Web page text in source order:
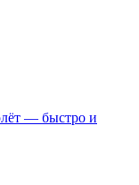
— быстро и